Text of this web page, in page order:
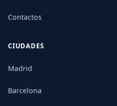
Contactos
CIUDADES
Madrid
Barcelona